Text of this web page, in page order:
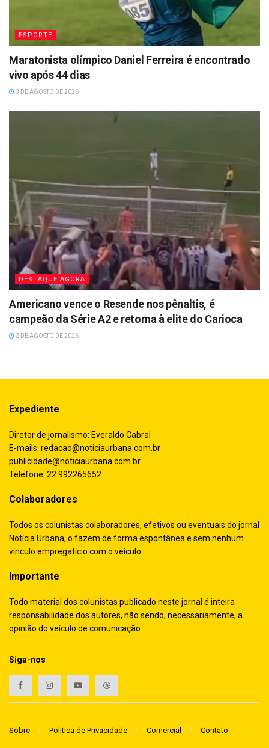
ESPORTE
Maratonista olímpico Daniel Ferreira é encontrado
vivo após 44 dias
3 DE AGOSTO DE 2026
DESTAQUE AGORA
Americano vence o Resende nos pênaltis, é
campeão da Série A2 e retorna à elite do Carioca
2 DE AGOSTO DE 2026
Expediente
Diretor de jornalismo: Everaldo Cabral
E-mails: redacao@noticiaurbana.com.br
publicidade@noticiaurbana.com.br
Telefone: 22 992265652
Colaboradores
Todos os colunistas colaboradores, efetivos ou eventuais do jornal
Notícia Urbana, o fazem de forma espontânea e sem nenhum
vínculo empregatício com o veículo
Importante
Todo material dos colunistas publicado neste jornal é inteira
responsabilidade dos autores, não sendo, necessariamente, a
opinião do veículo de comunicação
Siga-nos
Sobre Politica de Privacidade Comercial Contato